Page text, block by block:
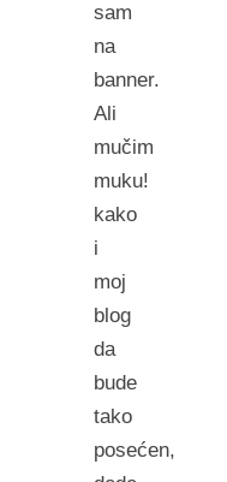
sam
na
banner.
Ali
mučim
muku!
kako
i
moj
blog
da
bude
tako
posećen,